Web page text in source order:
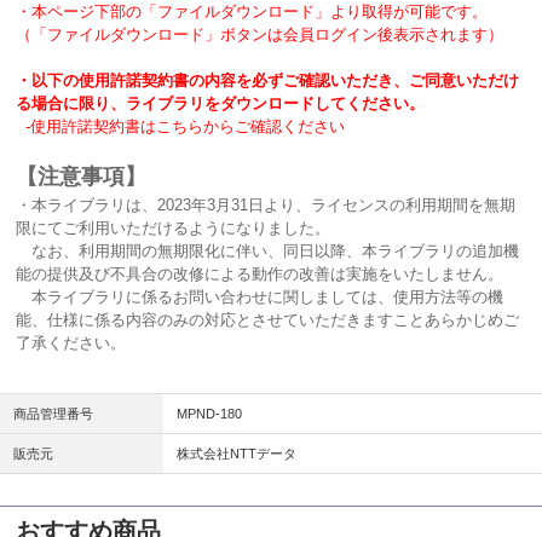
・本ページ下部の「ファイルダウンロード」より取得が可能です。
（「ファイルダウンロード」ボタンは会員ログイン後表示されます）
・以下の使用許諾契約書の内容を必ずご確認いただき、ご同意いただけ
る場合に限り、ライブラリをダウンロードしてください。
-使用許諾契約書はこちらからご確認ください
【注意事項】
・本ライブラリは、2023年3月31日より、ライセンスの利用期間を無期
限にてご利用いただけるようになりました。
なお、利用期間の無期限化に伴い、同日以降、本ライブラリの追加機
能の提供及び不具合の改修による動作の改善は実施をいたしません。
本ライブラリに係るお問い合わせに関しましては、使用方法等の機
能、仕様に係る内容のみの対応とさせていただきますことあらかじめご
了承ください。
商品管理番号 MPND-180
販売元 株式会社NTTデータ
おすすめ商品